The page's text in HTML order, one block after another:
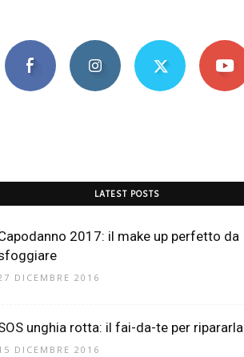
LATEST POSTS
2017: il make up perfetto da
DICEMBRE 2016
unghia rotta: il fai-da-te per ripararla
DICEMBRE 2016